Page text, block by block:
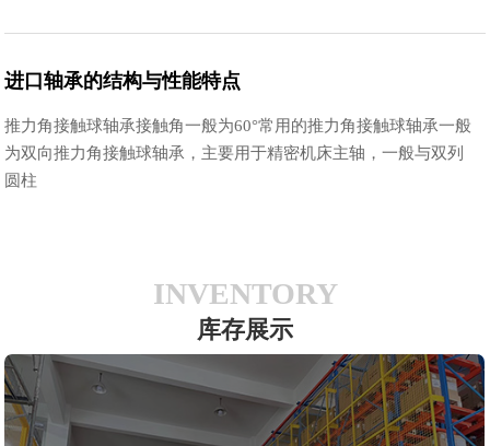
进口轴承的结构与性能特点
推力角接触球轴承接触角一般为60°常用的推力角接触球轴承一般
为双向推力角接触球轴承，主要用于精密机床主轴，一般与双列
圆柱
INVENTORY
库存展示